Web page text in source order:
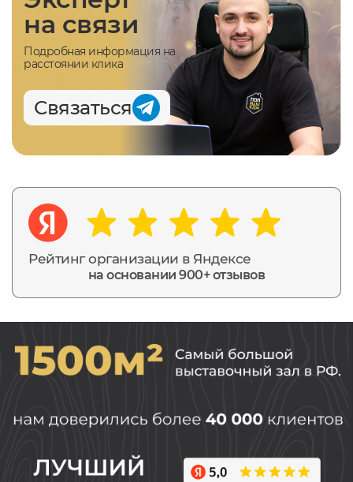
Рейтинг организации в Яндексе
на основании 900+ отзывов
на связи
Подробная информация на
расстоянии клика
Связаться